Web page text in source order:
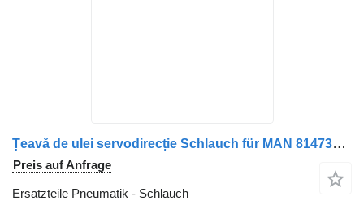
Țeavă de ulei servodirecție Schlauch für MAN 81473045371 81473045372 81473400156 81473400162 LKW
Preis auf Anfrage
Ersatzteile Pneumatik - Schlauch